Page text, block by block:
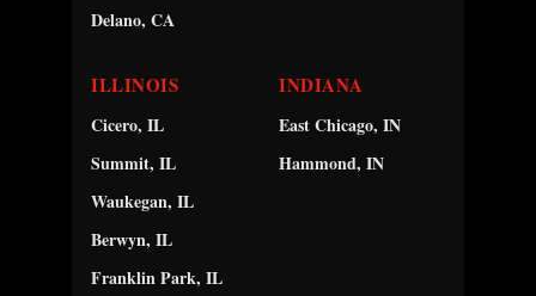
Delano, CA
ILLINOIS
Cicero, IL
Summit, IL
Waukegan, IL
Berwyn, IL
Franklin Park, IL
INDIANA
East Chicago, IN
Hammond, IN